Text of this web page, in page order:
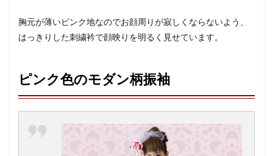
胸元が薄いピンク地なのでお顔周りが寂しくならないよう、
はっきりした刺繍衿で顔映りを明るく見せています。
ピンク色のモダン柄振袖